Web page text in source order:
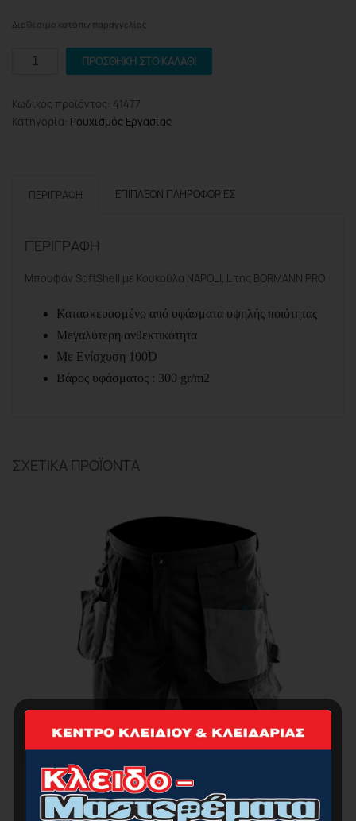
Διαθέσιμο κατόπιν παραγγελίας
BORMANN
Μπουφάν
Softshell
ΠΡΟΣΘΉΚΗ ΣΤΟ ΚΑΛΆΘΙ
Κωδικός προϊόντος: 41477
Κατηγορία: Ρουχισμός Εργασίας
ΠΕΡΙΓΡΑΦΉ ΕΠΙΠΛΈΟΝ ΠΛΗΡΟΦΟΡΊΕΣ
ΠΕΡΙΓΡΑΦΉ
Μπουφάν SoftShell με Κουκούλα NAPOLI, L της BORMANN PRO
Κατασκευασμένο από υφάσματα υψηλής ποιότητας
Μεγαλύτερη ανθεκτικότητα
Με Ενίσχυση 100D
Βάρος υφάσματος : 300 gr/m2
ΣΧΕΤΙΚΆ ΠΡΟΪΌΝΤΑ